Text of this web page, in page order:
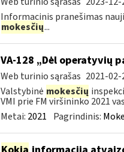
Informacinis pranešimas
mokesčių...
VA-128 „Dėl
Web turinio sąrašas 2021-02-
Valstybinė mokesčių
VMI prie FM viršininko 2021
Metai: 2021 Pagrindinis: